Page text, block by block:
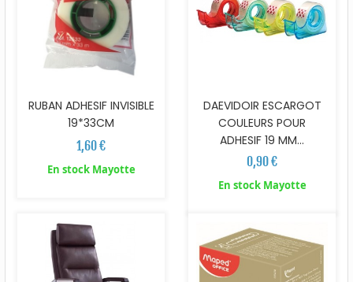
RUBAN ADHESIF INVISIBLE
19*33CM
1,60 €
En stock Mayotte
DAEVIDOIR ESCARGOT
COULEURS POUR
ADHESIF 19 MM...
0,90 €
En stock Mayotte